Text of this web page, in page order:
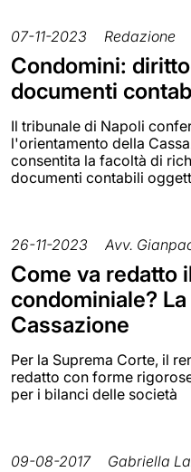
07-11-2023 Redazione
Condomini:
documenti
Il tribunale di Napoli
l'orientamento della
consentita la facoltà di
documenti contabili
26-11-2023 Avv.
Come va redatto
condominiale?
Cassazione
Per la Suprema Corte, il
redatto con forme
per i bilanci delle società
09-08-2017 Gabriella